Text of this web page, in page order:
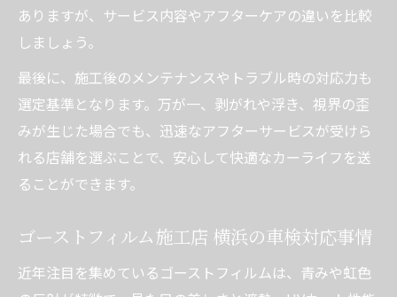
ありますが、サービス内容やアフターケアの違いを比較
しましょう。
最後に、施工後のメンテナンスやトラブル時の対応力も
選定基準となります。万が一、剥がれや浮き、視界の歪
みが生じた場合でも、迅速なアフターサービスが受けら
れる店舗を選ぶことで、安心して快適なカーライフを送
ることができます。
ゴーストフィルム施工店 横浜の車検対応事情
近年注目を集めているゴーストフィルムは、青みや虹色